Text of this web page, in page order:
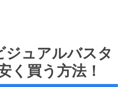
ジュアルバスタ
く買う方法！